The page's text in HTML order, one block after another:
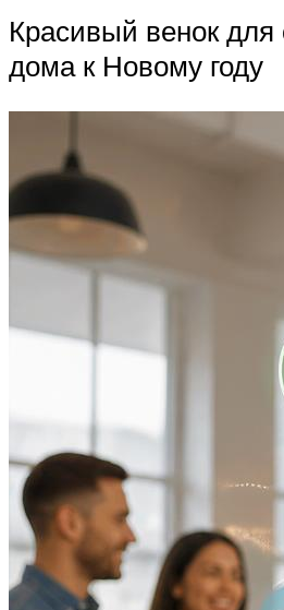
Красивый венок
дома к Новому году